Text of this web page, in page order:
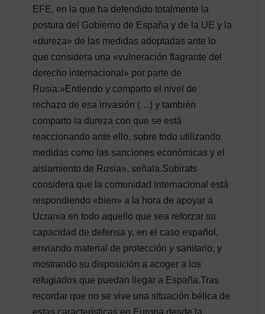
EFE, en la que ha defendido totalmente la
postura del Gobierno de España y de la UE y la
«dureza» de las medidas adoptadas ante lo
que considera una «vulneración flagrante del
derecho internacional» por parte de
Rusia.»Entiendo y comparto el nivel de
rechazo de esa invasión (…) y también
comparto la dureza con que se está
reaccionando ante ello, sobre todo utilizando
medidas como las sanciones económicas y el
aislamiento de Rusia», señala.Subirats
considera que la comunidad internacional está
respondiendo «bien» a la hora de apoyar a
Ucrania en todo aquello que sea reforzar su
capacidad de defensa y, en el caso español,
enviando material de protección y sanitario, y
mostrando su disposición a acoger a los
refugiados que puedan llegar a España.Tras
recordar que no se vive una situación bélica de
estas características en Europa desde la